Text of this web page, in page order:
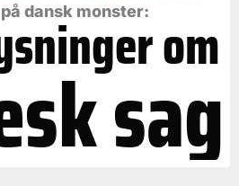
dansk monster: om
sag